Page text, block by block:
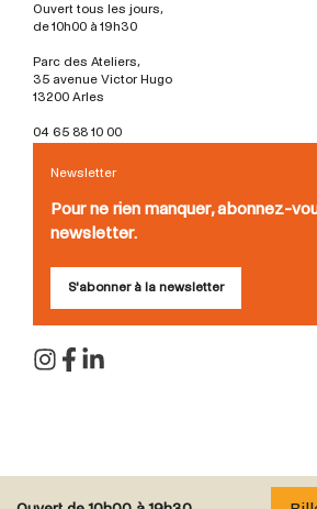
Ouvert tous les jours,
de 10h00 à 19h30
Parc des Ateliers,
35 avenue Victor Hugo
13200 Arles
04 65 88 10 00
Newsletter
Pour ne rien manquer, abonnez-
newsletter.
S'abonner à la newsletter